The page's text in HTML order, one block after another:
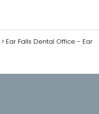
Ear Falls Dental Office - Ear